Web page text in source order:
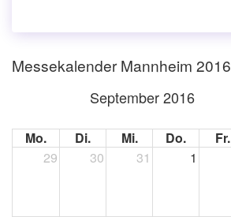
Messekalender Mannheim 2016
September 2016
Mo. Di. Mi. Do. Fr.
29
30 31 1